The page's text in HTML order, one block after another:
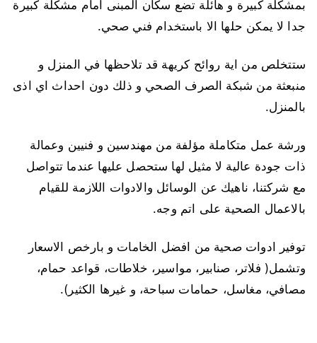
بمشكلة كبيرة و هائلة تضع سكان المبنى امام مشكلة كبيرة
جدا لا يمكن حلها الا باستخدام فني صحي.
ستتخلص من اية روائح كريهة قد تلاحظها في المنزل و
منبعثة من شبكة الصرف الصحي و ذلك دون احداث اي اذى
بالمنزل.
ورشة عمل متكاملة مؤلفة من مهندسين و فنيين وعمالة
ذات جودة عالية لا مثيل لها ستحصل عليها عندما تتواصل
مع شركتنا، ناهيك عن الوسائل والادوات اللازمة للقيام
بالاعمال الصحية على اتم وجه.
توفير ادوات صحية من افضل الخامات و بارخص الاسعار
وتشمل( فلاتر، صنابير، مواسير، خلاطات، قواعد حمام،
مصافي، مغاسل، حمامات سباحة، و غيرها الكثير).